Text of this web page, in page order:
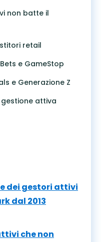
non batte il
retail
e GameStop
e Generazione Z
attiva
dei gestori attivi
dal 2013
che non